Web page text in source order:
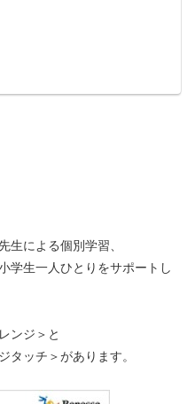
生による個別学習、
学生一人ひとりをサポートし
ンジ＞と
タッチ＞があります。